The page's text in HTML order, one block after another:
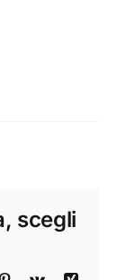
scegli